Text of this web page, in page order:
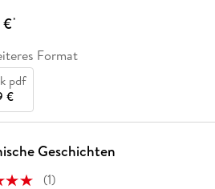
*
Format
pdf
€
Geschichten
(1)